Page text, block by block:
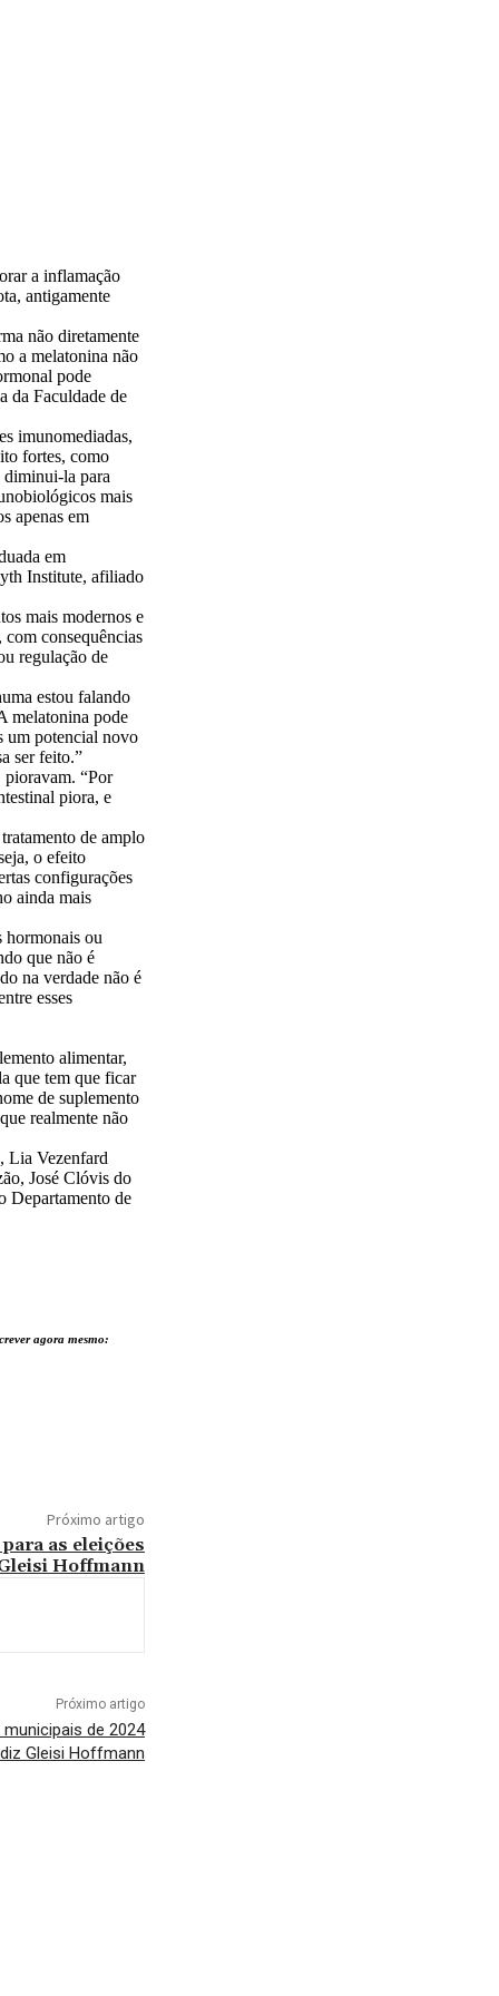
a inflamação
antigamente
não diretamente
a melatonina não
pode
da Faculdade de
imunomediadas,
fortes, como
diminui-la para
mais
apenas em
em
Institute, afiliado
mais modernos e
com consequências
regulação de
estou falando
melatonina pode
um potencial novo
ser feito.”
pioravam. “Por
piora, e
de amplo
o efeito
configurações
ainda mais
hormonais ou
que não é
na verdade não é
esses
alimentar,
que tem que ficar
de suplemento
realmente não
Lia Vezenfard
José Clóvis do
Departamento de
agora mesmo:
Próximo artigo
as eleições
Hoffmann
Próximo artigo
de 2024
Gleisi Hoffmann